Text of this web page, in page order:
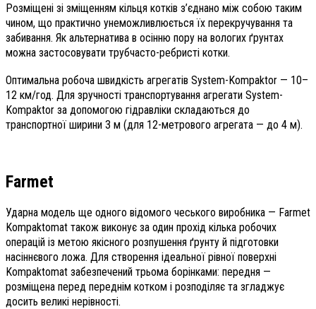
Розміщені зі зміщенням кільця котків з’єднано між собою таким
чином, що практично унеможливлюється їх перекручування та
забивання. Як альтернатива в осінню пору на вологих ґрунтах
можна застосовувати трубчасто-ребристі котки.
Оптимальна робоча швидкість агрегатів System-Kompaktor — 10–
12 км/год. Для зручності транспортування агрегати System-
Kompaktor за допомогою гідравліки складаються до
транспортної ширини 3 м (для 12-метрового агрегата — до 4 м).
Farmet
Ударна модель ще одного відомого чеського виробника — Farmet
Kompaktomat також виконує за один прохід кілька робочих
операцій із метою якісного розпушення ґрунту й підготовки
насіннєвого ложа. Для створення ідеальної рівної поверхні
Kompaktomat забезпечений трьома борінками: передня —
розміщена перед переднім котком і розподіляє та згладжує
досить великі нерівності.